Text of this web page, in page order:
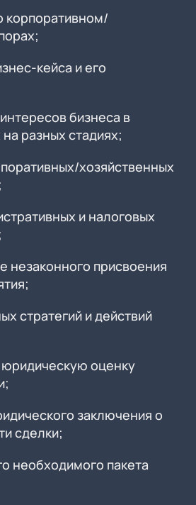
корпоративном/
кейса и его
бизнеса в
разных стадиях;
хозяйственных
и налоговых
незаконного присвоения
стратегий и действий
оценку
заключения о
сделки;
необходимого пакета